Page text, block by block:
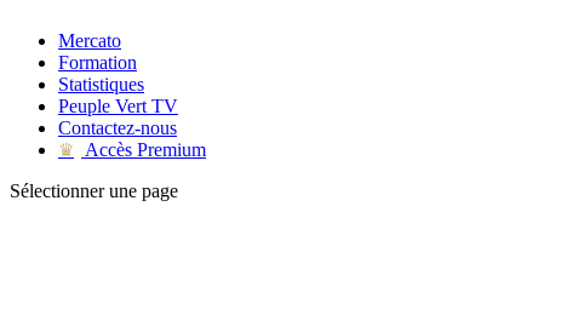
Mercato
Formation
Statistiques
Peuple Vert TV
Contactez-nous
♛
Accès Premium
Sélectionner une page